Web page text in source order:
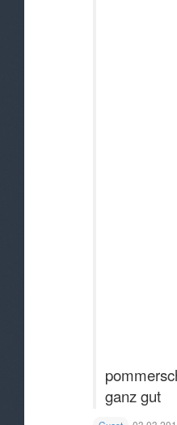
ganz gut